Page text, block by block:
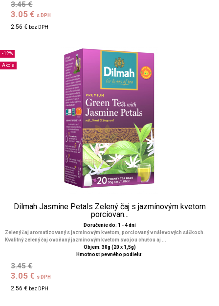
3.45 €
3.05 € s DPH
2.56 € bez DPH
-12%
Akcia
Dilmah Jasmine Petals Zelený čaj s jazmínovým kvetom
porciovan...
Doručenie do: 1 - 4 dní
Zelený čaj aromatizovaný s jazmínovým kvetom, porciovaný v nálevových sáčkoch.
Kvalitný zelený čaj ovoňaný jazmínovým kvetom svojou chuťou aj ...
Objem: 30g (20 x 1,5g)
Hmotnosť pevného podielu:
3.45 €
3.05 € s DPH
2.56 € bez DPH